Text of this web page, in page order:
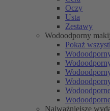
Oczy
Usta
Zestawy
Wodoodporny
Pokaż
Najważniejsze